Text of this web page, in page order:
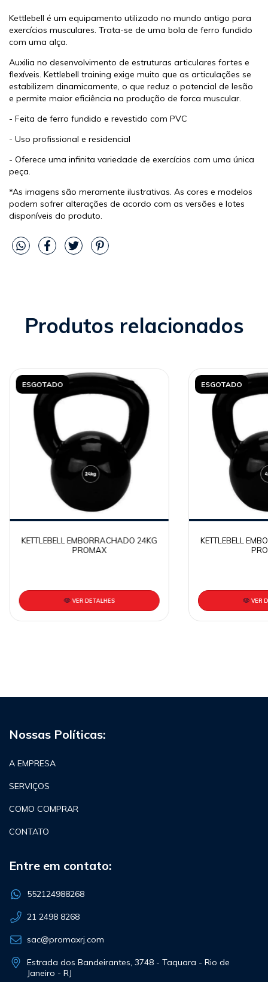
Kettlebell é um equipamento utilizado no mundo antigo para
exercícios musculares. Trata-se de uma bola de ferro fundido
com uma alça.
Auxilia no desenvolvimento de estruturas articulares fortes e
flexíveis. Kettlebell training exige muito que as articulações se
estabilizem dinamicamente, o que reduz o potencial de lesão
e permite maior eficiência na produção de forca muscular.
- Feita de ferro fundido e revestido com PVC
- Uso profissional e residencial
- Oferece uma infinita variedade de exercícios com uma única
peça.
*As imagens são meramente ilustrativas. As cores e modelos
podem sofrer alterações de acordo com as versões e lotes
disponíveis do produto.
Produtos relacionados
ESGOTADO
KETTLEBELL EMBORRACHADO 24KG
PROMAX
VER DETALHES
ESGOTADO
KETTLEBELL
VER
Nossas Políticas:
A EMPRESA
SERVIÇOS
COMO COMPRAR
CONTATO
Entre em contato:
552124988268
21 2498 8268
sac@promaxrj.com
Estrada dos Bandeirantes, 3748 - Taquara - Rio de
Janeiro - RJ